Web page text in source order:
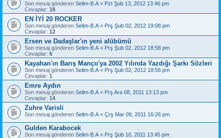
Son mesaj gönderen Selim-B.A « Pzt Şub 13, 2012 13:46 pm
Cevaplar: 18
EN İYİ 20 ROCKER
Son mesaj gönderen Selim-B.A « Prş Şub 02, 2012 19:08 pm
Cevaplar: 12
Ersen ve Dadaşlar'ın yeni alübümü
Son mesaj gönderen Selim-B.A « Prş Şub 02, 2012 18:58 pm
Cevaplar: 6
Kayahan'ın Barış Manço'ya 2002 Yılında Yazdığı Şarkı Sözleri
Son mesaj gönderen Selim-B.A « Prş Şub 02, 2012 18:56 pm
Cevaplar: 1
Emre Aydın
Son mesaj gönderen Selim-B.A « Prş Ara 08, 2011 13:13 pm
Cevaplar: 14
Zuhre Varisli
Son mesaj gönderen Selim-B.A « Çrş Mar 09, 2011 16:26 pm
Gulden Karabocek
Son mesaj gönderen Selim-B.A « Prş Şub 10, 2011 13:45 pm